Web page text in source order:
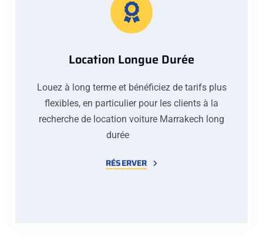
Location Longue Durée
Louez à long terme et bénéficiez de tarifs plus
flexibles, en particulier pour les clients à la
recherche de location voiture Marrakech long
durée
RÉSERVER